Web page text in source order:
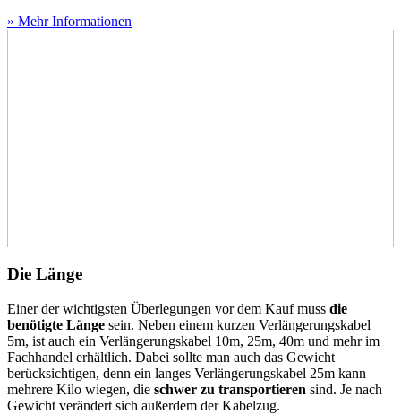
» Mehr Informationen
Die Länge
Einer der wichtigsten Überlegungen vor dem Kauf muss die
benötigte Länge sein. Neben einem kurzen Verlängerungskabel
5m, ist auch ein Verlängerungskabel 10m, 25m, 40m und mehr im
Fachhandel erhältlich. Dabei sollte man auch das Gewicht
berücksichtigen, denn ein langes Verlängerungskabel 25m kann
mehrere Kilo wiegen, die schwer zu transportieren sind. Je nach
Gewicht verändert sich außerdem der Kabelzug.